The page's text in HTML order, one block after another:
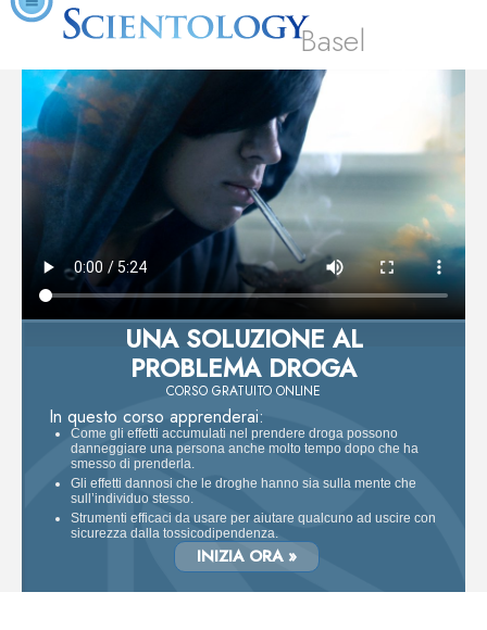
Basel
UNA SOLUZIONE AL
PROBLEMA DROGA
CORSO GRATUITO ONLINE
In questo corso apprenderai:
Come gli effetti accumulati nel prendere droga possono
danneggiare una persona anche molto tempo dopo che ha
smesso di prenderla.
Gli effetti dannosi che le droghe hanno sia sulla mente che
sull’individuo stesso.
Strumenti efficaci da usare per aiutare qualcuno ad uscire con
sicurezza dalla tossicodipendenza.
INIZIA ORA »